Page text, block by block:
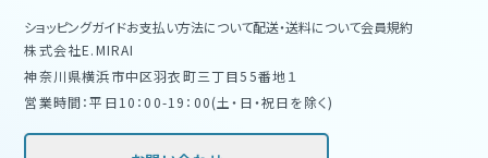
株式会社E.MIRAI
神奈川県横浜市中区羽衣町三丁目55番地１
営業時間：平日10：00-19：00(土・日・祝日を除く)
ショッピングガイドお支払い方法について配送・送料について会員規約